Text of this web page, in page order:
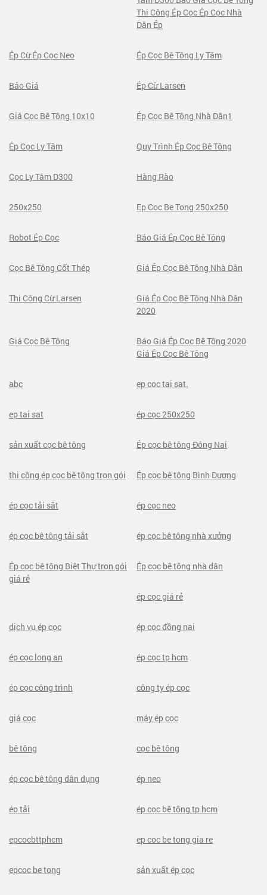
Thi Công Ép Cọc Ép Cọc Nhà
Dân Ép
Ép Cừ Ép Cọc Neo Ép Cọc Bê Tông Ly Tâm
Báo Giá Ép Cừ Larsen
Giá Cọc Bê Tông 10x10 Ép Cọc Bê Tông Nhà Dân1
Ép Cọc Ly Tâm Quy Trình Ép Cọc Bê Tông
Cọc Ly Tâm D300 Hàng Rào
250x250 Ep Coc Be Tong 250x250
Robot Ép Cọc Báo Giá Ép Cọc Bê Tông
Cọc Bê Tông Cốt Thép Giá Ép Cọc Bê Tông Nhà Dân
Thi Công Cừ Larsen
Giá Ép Cọc Bê Tông Nhà Dân
2020
Giá Cọc Bê Tông
Báo Giá Ép Cọc Bê Tông 2020
Giá Ép Cọc Bê Tông
abc ep coc tai sat.
ep tai sat ép cọc 250x250
sản xuất cọc bê tông Ép cọc bê tông Đông Nai
thi công ép cọc bê tông trọn gói Ép cọc bê tông Bình Dương
ép cọc tải sắt ép cọc neo
ép cọc bê tông tải sắt ép cọc bê tông nhà xưởng
Ép cọc bê tông Biệt Thự trọn gói
giá rẻ
Ép cọc bê tông nhà dân
ép cọc giá rẻ
dịch vụ ép cọc ép cọc đồng nai
ép cọc long an ép cọc tp hcm
ép cọc công trình công ty ép cọc
giá cọc máy ép cọc
bê tông cọc bê tông
ép cọc bê tông dân dụng ép neo
ép tải ép cọc bê tông tp hcm
epcocbttphcm ep coc be tong gia re
epcoc be tong sản xuất ép cọc